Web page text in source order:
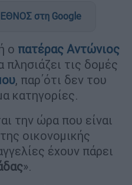
στη Google
ο πατέρας Αντώνιος
τις δομές
, παρ΄ότι δεν του
κατηγορίες.
την ώρα που είναι
οικονομικής
έχουν πάρει
».